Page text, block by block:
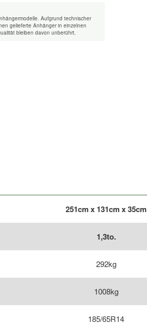
Aufgrund technischer
gelieferte Anhänger in einzelnen
bleiben davon unberührt.
251cm x 131cm x 35cm
1,3to.
292kg
1008kg
185/65R14